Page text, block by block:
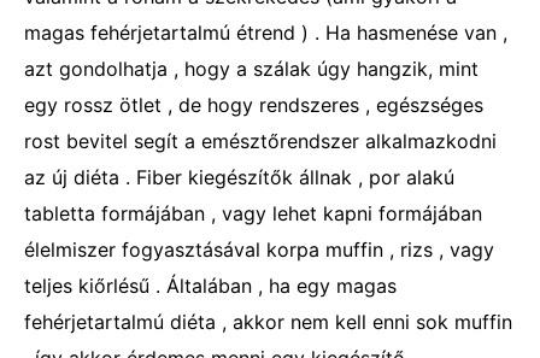
magas fehérjetartalmú étrend ) . Ha hasmenése van ,
azt gondolhatja , hogy a szálak úgy hangzik, mint
egy rossz ötlet , de hogy rendszeres , egészséges
rost bevitel segít a emésztőrendszer alkalmazkodni
az új diéta . Fiber kiegészítők állnak , por alakú
tabletta formájában , vagy lehet kapni formájában
élelmiszer fogyasztásával korpa muffin , rizs , vagy
teljes kiőrlésű . Általában , ha egy magas
fehérjetartalmú diéta , akkor nem kell enni sok muffin